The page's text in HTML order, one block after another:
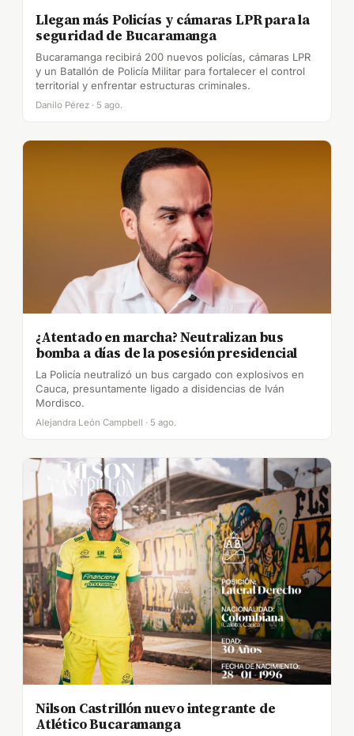
Llegan más Policías y cámaras LPR para la
seguridad de Bucaramanga
Bucaramanga recibirá 200 nuevos policías, cámaras LPR
y un Batallón de Policía Militar para fortalecer el control
territorial y enfrentar estructuras criminales.
Danilo Pérez · 5 ago.
¿Atentado en marcha? Neutralizan bus
bomba a días de la posesión presidencial
La Policía neutralizó un bus cargado con explosivos en
Cauca, presuntamente ligado a disidencias de Iván
Mordisco.
Alejandra León Campbell · 5 ago.
Nilson Castrillón nuevo integrante de
Atlético Bucaramanga